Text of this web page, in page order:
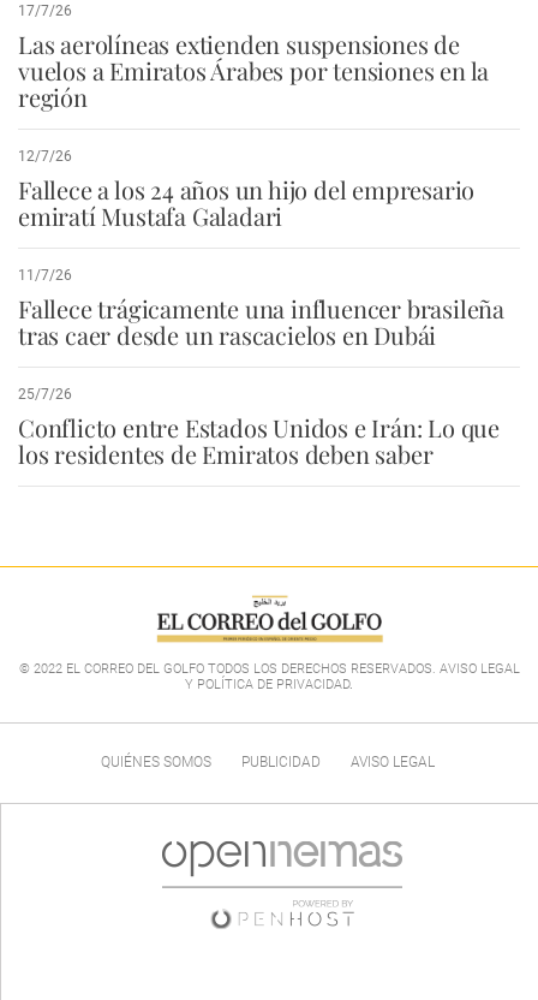
17/7/26
Las aerolíneas extienden suspensiones de
vuelos a Emiratos Árabes por tensiones en la
región
12/7/26
Fallece a los 24 años un hijo del empresario
emiratí Mustafa Galadari
11/7/26
Fallece trágicamente una influencer brasileña
tras caer desde un rascacielos en Dubái
25/7/26
Conflicto entre Estados Unidos e Irán: Lo que
los residentes de Emiratos deben saber
© 2022 EL CORREO DEL GOLFO TODOS LOS DERECHOS RESERVADOS. AVISO LEGAL
Y POLÍTICA DE PRIVACIDAD.
QUIÉNES SOMOS PUBLICIDAD AVISO LEGAL